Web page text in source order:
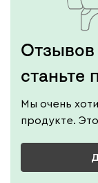
Отзывов
станьте
Мы очень
продукте.